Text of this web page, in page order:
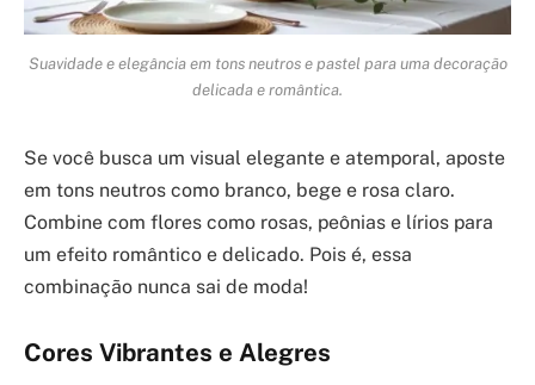
Suavidade e elegância em tons neutros e pastel para uma decoração
delicada e romântica.
Se você busca um visual elegante e atemporal, aposte
em tons neutros como branco, bege e rosa claro.
Combine com flores como rosas, peônias e lírios para
um efeito romântico e delicado. Pois é, essa
combinação nunca sai de moda!
Cores Vibrantes e Alegres